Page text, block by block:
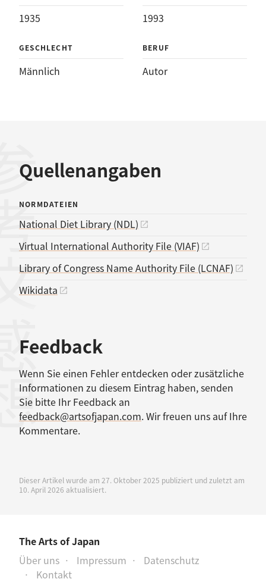
1935 1993
GESCHLECHT
Männlich
BERUF
Autor
Quellenangaben
献
NORMDATEIEN
National Diet Library (NDL)
Virtual International Authority File (VIAF)
Library of Congress Name Authority File (LCNAF)
Wikidata
Feedback
Wenn Sie einen Fehler entdecken oder zusätzliche
Informationen zu diesem Eintrag haben, senden
Sie bitte Ihr Feedback an
feedback@artsofjapan.com. Wir freuen uns auf Ihre
Kommentare.
Dieser Artikel wurde am 27. Oktober 2025 publiziert und zuletzt am
10. April 2026 aktualisiert.
The Arts of Japan
Über uns
Impressum
Datenschutz
Kontakt